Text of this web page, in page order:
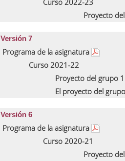
Curso 2022-23
Proyecto
Versión 7
Programa de la asignatura
Curso 2021-22
Proyecto del grupo 1
El proyecto del
Versión 6
Programa de la asignatura
Curso 2020-21
Proyecto